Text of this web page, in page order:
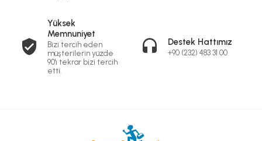
Yüksek
Memnuniyet
Bizi tercih eden
müşterilerin yüzde
90'ı tekrar bizi tercih
etti.
Destek Hattımız
+90 (232) 483 31 00